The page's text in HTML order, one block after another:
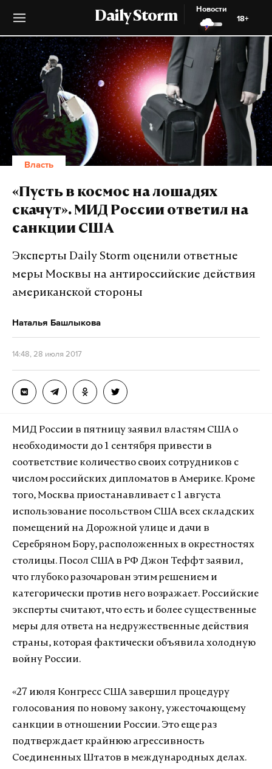
Daily Storm
Новости
18+
Власть
«Пусть в космос на лошадях
скачут». МИД России ответил на
санкции США
Эксперты Daily Storm оценили ответные
меры Москвы на антироссийские действия
американской стороны
Наталья Башлыкова
14:48, 28 июля 2017
МИД России в пятницу заявил властям США о
необходимости до 1 сентября привести в
соответствие количество своих сотрудников с
числом российских дипломатов в Америке. Кроме
того, Москва приостанавливает с 1 августа
использование посольством США всех складских
помещений на Дорожной улице и дачи в
Серебряном Бору, расположенных в окрестностях
столицы. Посол США в РФ Джон Теффт заявил,
что глубоко разочарован этим решением и
категорически против него возражает. Российские
эксперты считают, что есть и более существенные
меры для ответа на недружественные действия
страны, которая фактически объявила холодную
войну России.
«27 июля Конгресс США завершил процедуру
голосования по новому закону, ужесточающему
санкции в отношении России. Это еще раз
подтверждает крайнюю агрессивность
Соединенных Штатов в международных делах.